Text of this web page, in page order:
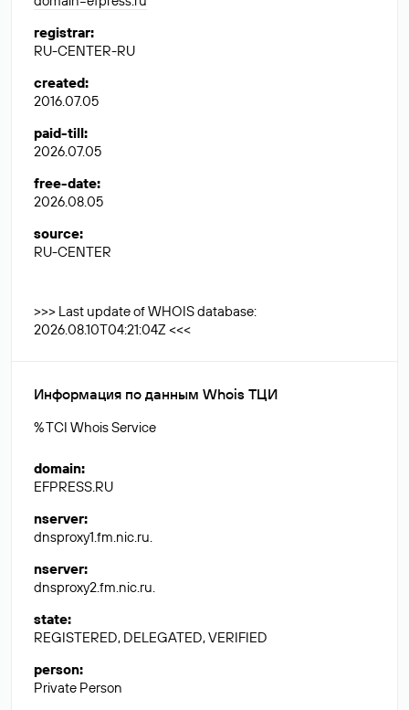
registrar:
RU-CENTER-RU
created:
2016.07.05
paid-till:
2026.07.05
free-date:
2026.08.05
source:
RU-CENTER
>>> Last update of WHOIS database:
2026.08.10T04:21:04Z <<<
Информация по данным Whois ТЦИ
% TCI Whois Service
domain:
EFPRESS.RU
nserver:
dnsproxy1.fm.nic.ru.
nserver:
dnsproxy2.fm.nic.ru.
state:
REGISTERED, DELEGATED, VERIFIED
person:
Private Person